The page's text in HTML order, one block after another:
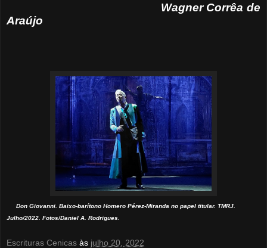
Wagner Corrêa de
Araújo
Don Giovanni. Baixo-barítono Homero Pérez-Miranda no papel titular. TMRJ.
Julho/2022. Fotos/Daniel A. Rodrigues.
Escrituras Cenicas às julho 20, 2022